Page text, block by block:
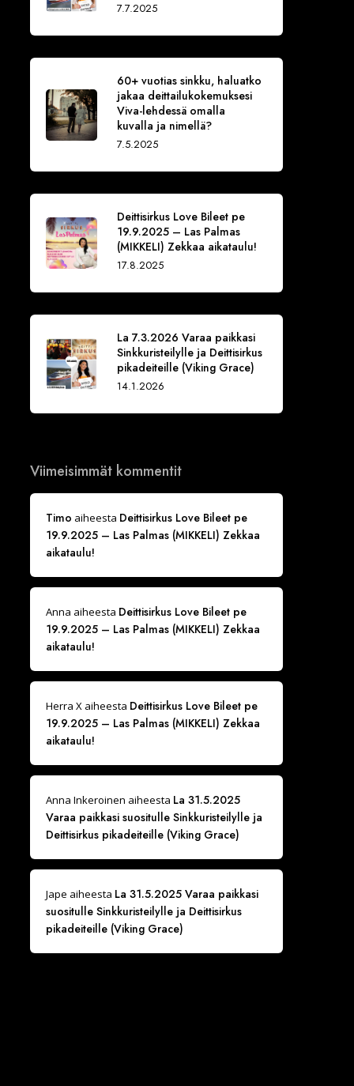
7.7.2025
60+ vuotias sinkku, haluatko
jakaa deittailukokemuksesi
Viva-lehdessä omalla
kuvalla ja nimellä?
7.5.2025
Deittisirkus Love Bileet pe
19.9.2025 – Las Palmas
(MIKKELI) Zekkaa aikataulu!
17.8.2025
La 7.3.2026 Varaa paikkasi
Sinkkuristeilylle ja Deittisirkus
pikadeiteille (Viking Grace)
14.1.2026
Viimeisimmät kommentit
Timo aiheesta Deittisirkus Love Bileet pe
19.9.2025 – Las Palmas (MIKKELI) Zekkaa
aikataulu!
Anna aiheesta Deittisirkus Love Bileet pe
19.9.2025 – Las Palmas (MIKKELI) Zekkaa
aikataulu!
Herra Xaiheesta Deittisirkus Love Bileet pe
19.9.2025 – Las Palmas (MIKKELI) Zekkaa
aikataulu!
Anna Inkeroinen aiheesta La 31.5.2025
Varaa paikkasi suositulle Sinkkuristeilylle ja
Deittisirkus pikadeiteille (Viking Grace)
Jape aiheesta La 31.5.2025 Varaa paikkasi
suositulle Sinkkuristeilylle ja Deittisirkus
pikadeiteille (Viking Grace)